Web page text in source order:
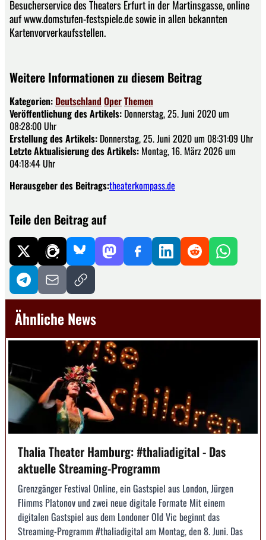
Besucherservice des Theaters Erfurt in der Martinsgasse, online
auf www.domstufen-festspiele.de sowie in allen bekannten
Kartenvorverkaufsstellen.
Weitere Informationen zu diesem Beitrag
Kategorien: Deutschland OperThemen
Veröffentlichung des Artikels: Donnerstag, 25. Juni 2020 um
08:28:00 Uhr
Erstellung des Artikels: Donnerstag, 25. Juni 2020 um 08:31:09 Uhr
Letzte Aktualisierung des Artikels: Montag, 16. März 2026 um
04:18:44 Uhr
Herausgeber des Beitrags:theaterkompass.de
Teile den Beitrag auf
Ähnliche News
Thalia Theater Hamburg: #thaliadigital - Das
aktuelle Streaming-Programm
Grenzgänger Festival Online, ein Gastspiel aus London, Jürgen
Flimms Platonov und zwei neue digitale Formate Mit einem
digitalen Gastspiel aus dem Londoner Old Vic beginnt das
Streaming-Programm #thaliadigital am Montag, den 8. Juni. Das